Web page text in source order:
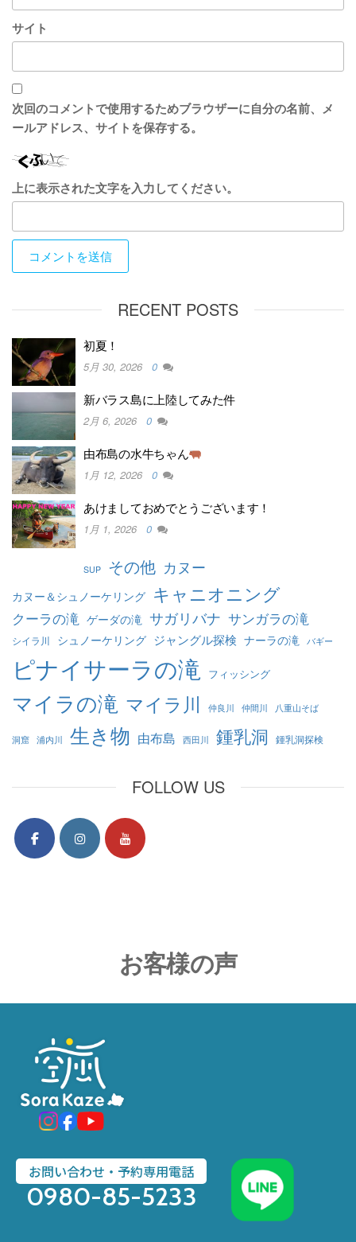
サイト
次回のコメントで使用するためブラウザーに自分の名前、メ
ールアドレス、サイトを保存する。
上に表示された文字を入力してください。
RECENT POSTS
初夏！
5月 30, 2026 0
新バラス島に上陸してみた件
2月 6, 2026 0
由布島の水牛ちゃん
1月 12, 2026 0
あけましておめでとうございます！
1月 1, 2026 0
SUP その他 カヌー
カヌー＆シュノーケリング キャニオニング
クーラの滝 ゲーダの滝 サガリバナ サンガラの滝
シイラ川 シュノーケリング ジャングル探検 ナーラの滝 バギー
ピナイサーラの滝 フィッシング
マイラの滝 マイラ川 仲良川 仲間川 八重山そば
洞窟 浦内川 生き物 由布島 西田川 鍾乳洞 鍾乳洞探検
FOLLOW US
お客様の声
お問い合わせ・予約専用電話
0980-85-5233